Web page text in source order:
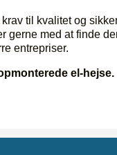
til kvalitet og
med at finde
entrepriser.
el-hejse.